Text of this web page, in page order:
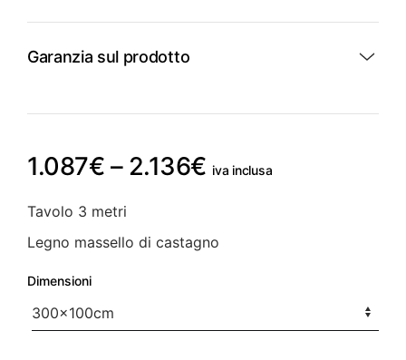
Garanzia sul prodotto
1.087€ – 2.136€Fascia
a
iva inclusa
Tavolo 3 metri
Legno massello di castagno
Dimensioni